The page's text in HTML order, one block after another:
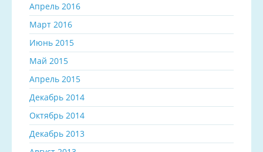
Апрель 2016
Март 2016
Июнь 2015
Май 2015
Апрель 2015
Декабрь 2014
Октябрь 2014
Декабрь 2013